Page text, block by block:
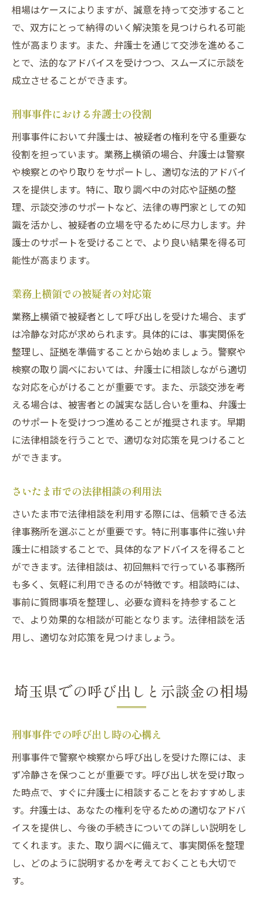
相場はケースによりますが、誠意を持って交渉すること
で、双方にとって納得のいく解決策を見つけられる可能
性が高まります。また、弁護士を通じて交渉を進めるこ
とで、法的なアドバイスを受けつつ、スムーズに示談を
成立させることができます。
刑事事件における弁護士の役割
刑事事件において弁護士は、被疑者の権利を守る重要な
役割を担っています。業務上横領の場合、弁護士は警察
や検察とのやり取りをサポートし、適切な法的アドバイ
スを提供します。特に、取り調べ中の対応や証拠の整
理、示談交渉のサポートなど、法律の専門家としての知
識を活かし、被疑者の立場を守るために尽力します。弁
護士のサポートを受けることで、より良い結果を得る可
能性が高まります。
業務上横領での被疑者の対応策
業務上横領で被疑者として呼び出しを受けた場合、まず
は冷静な対応が求められます。具体的には、事実関係を
整理し、証拠を準備することから始めましょう。警察や
検察の取り調べにおいては、弁護士に相談しながら適切
な対応を心がけることが重要です。また、示談交渉を考
える場合は、被害者との誠実な話し合いを重ね、弁護士
のサポートを受けつつ進めることが推奨されます。早期
に法律相談を行うことで、適切な対応策を見つけること
ができます。
さいたま市での法律相談の利用法
さいたま市で法律相談を利用する際には、信頼できる法
律事務所を選ぶことが重要です。特に刑事事件に強い弁
護士に相談することで、具体的なアドバイスを得ること
ができます。法律相談は、初回無料で行っている事務所
も多く、気軽に利用できるのが特徴です。相談時には、
事前に質問事項を整理し、必要な資料を持参すること
で、より効果的な相談が可能となります。法律相談を活
用し、適切な対応策を見つけましょう。
埼玉県での呼び出しと示談金の相場
刑事事件での呼び出し時の心構え
刑事事件で警察や検察から呼び出しを受けた際には、ま
ず冷静さを保つことが重要です。呼び出し状を受け取っ
た時点で、すぐに弁護士に相談することをおすすめしま
す。弁護士は、あなたの権利を守るための適切なアドバ
イスを提供し、今後の手続きについての詳しい説明をし
てくれます。また、取り調べに備えて、事実関係を整理
し、どのように説明するかを考えておくことも大切で
す。